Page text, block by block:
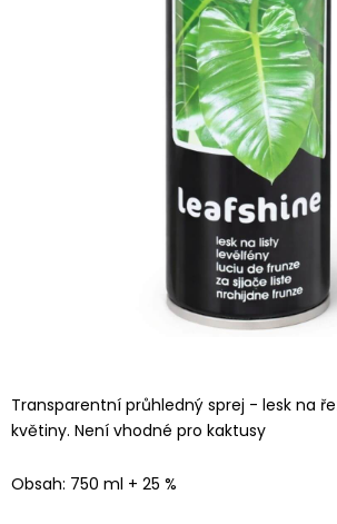
Transparentní průhledný sprej - lesk na
květiny. Není vhodné pro kaktusy
Obsah: 750 ml + 25 %